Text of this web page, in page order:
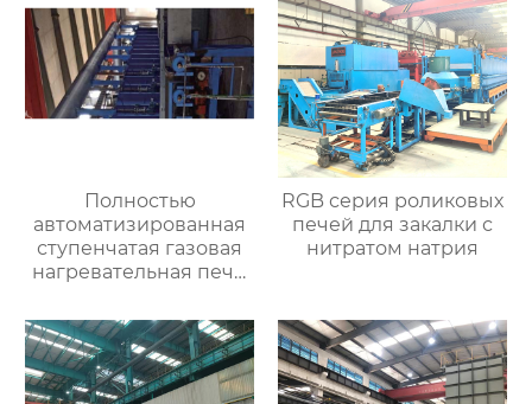
Полностью
автоматизированная
ступенчатая газовая
нагревательная печь,
автоматизированная
газовая
нагревательная печь
для ковки
RGB серия роликовых
печей для закалки с
нитратом натрия